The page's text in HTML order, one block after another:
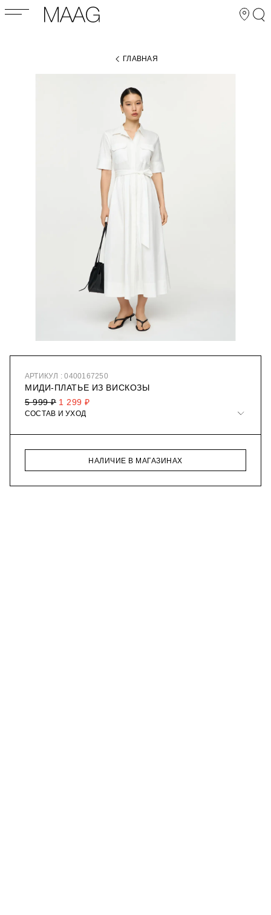
ГЛАВНАЯ
АРТИКУЛ : 0400167250
МИДИ-ПЛАТЬЕ ИЗ ВИСКОЗЫ
1 299 ₽
5 999 ₽
СОСТАВ И УХОД
НАЛИЧИЕ В МАГАЗИНАХ